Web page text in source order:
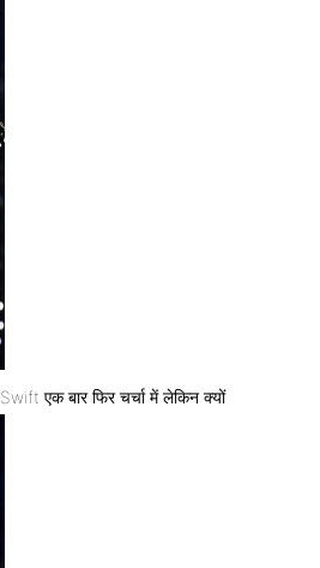
एक बार फिर चर्चा में लेकिन क्यों